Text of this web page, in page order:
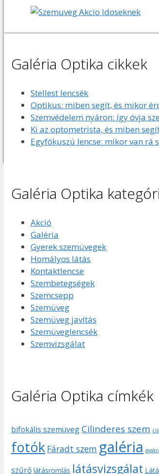
Galéria Optika cikkek
Stellest lencsék
Optikus: miben segít, és mikor
Szemvédelem nyáron: így óvja
Ki az optometrista, és miben
Egyfókuszú lencse: mikor van rá
Galéria Optika
Akció
Galéria
Gyerek szemüvegek
Homályos látás
Kontaktlencse
Szembetegségek
Szemcsepp
Szemüveg
Szemüveg javítás
Szemüveglencsék
Szemvizsgálat
Galéria Optika címkék
bifokális szemüveg Cilinderes szem
fotók Fáradt szem galéria
szűrő látásromlás látásvizsgálat